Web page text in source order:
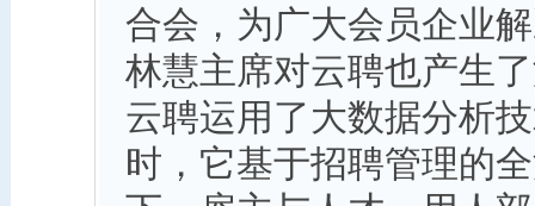
合会，为广大会员企业
林慧主席对云聘也产生
云聘运用了大数据分析
时，它基于招聘管理的